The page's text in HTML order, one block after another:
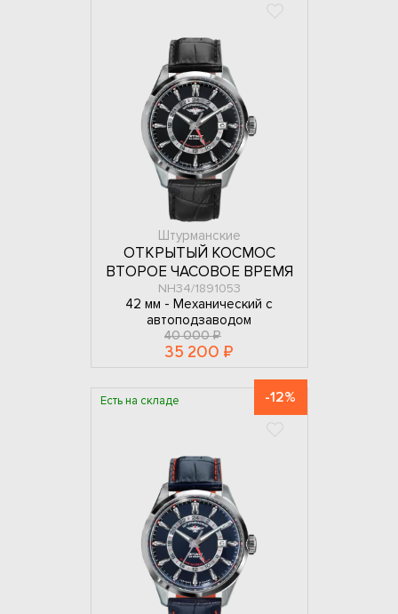
Штурманские
ОТКРЫТЫЙ КОСМОС
ВТОРОЕ ЧАСОВОЕ ВРЕМЯ
NH34/1891053
42 мм - Механический с
автоподзаводом
40 000 ₽
35 200 ₽
Есть на складе -12%